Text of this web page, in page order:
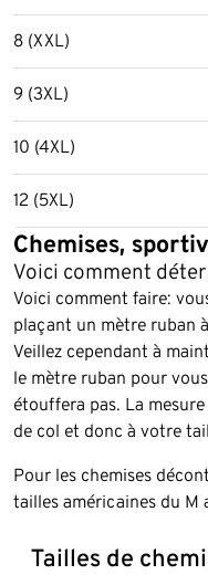
8 (XXL)
9 (3XL)
10 (4XL)
12 (5XL)
Chemises,
Voici comment
Voici comment faire:
plaçant un mètre ruban
Veillez cependant à
le mètre ruban pour
étouffera pas. La
de col et donc à votre
Pour les chemises
tailles américaines du M
Tailles de